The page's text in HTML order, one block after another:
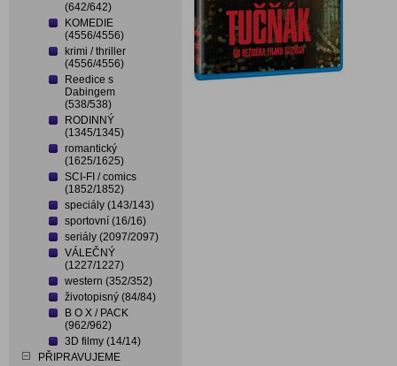
(642/642)
KOMEDIE
(4556/4556)
krimi / thriller
(4556/4556)
Reedice s
Dabingem
(538/538)
RODINNÝ
(1345/1345)
romantický
(1625/1625)
SCI-FI / comics
(1852/1852)
speciály (143/143)
sportovní (16/16)
seriály (2097/2097)
VÁLEČNÝ
(1227/1227)
western (352/352)
životopisný (84/84)
B O X / PACK
(962/962)
3D filmy (14/14)
PŘIPRAVUJEME